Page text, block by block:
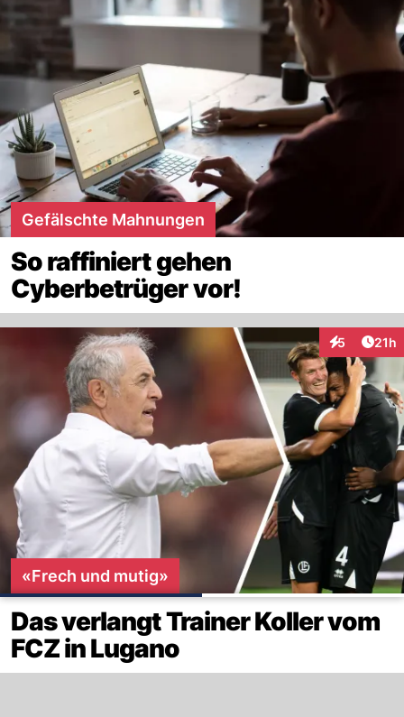
Gefälschte Mahnungen
So raffiniert gehen
Cyberbetrüger vor!
5
Interaktionen
21h
«Frech und mutig»
Das verlangt Trainer Koller vom
FCZ in Lugano